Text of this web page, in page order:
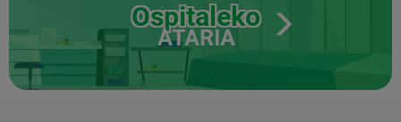
Ospitaleko
ATARIA